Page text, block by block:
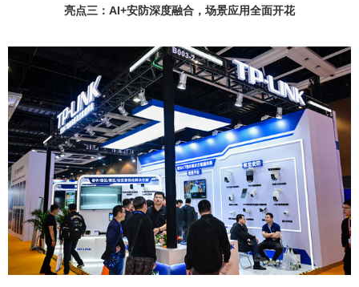
亮点三：AI+安防深度融合，场景应用全面开花